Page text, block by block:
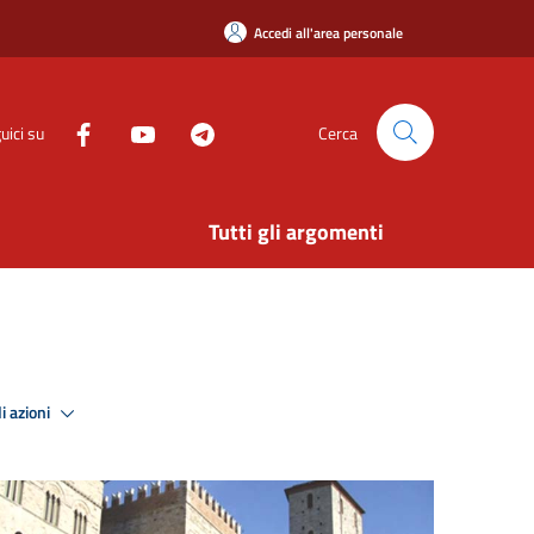
Accedi all'area personale
su Cerca
Tutti gli argomenti
azioni